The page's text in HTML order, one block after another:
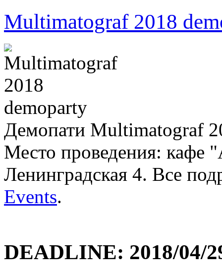
Multimatograf 2018
Демопати Multimatograf
Место проведения: кафе
Ленинградская 4. Все
Events.
DEADLINE: 2018/04/